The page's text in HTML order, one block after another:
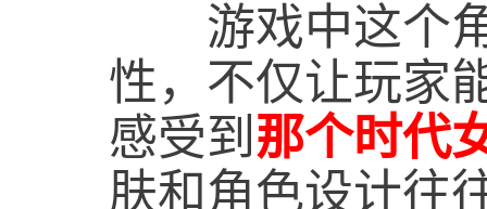
游戏中这个角
性，不仅让玩家
感受到那个时代
肤和角色设计往